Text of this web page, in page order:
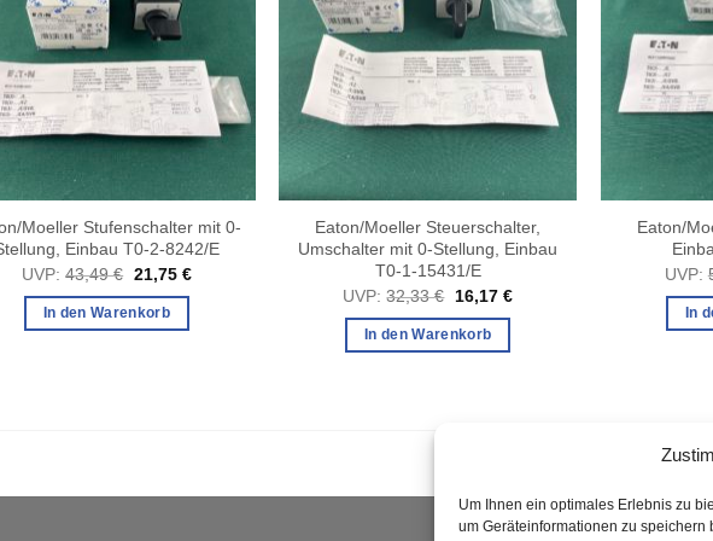
Um Ihnen ein optimales Erlebnis zu
um Geräteinformationen zu speichern
Moeller Stufenschalter mit 0-
Einbau T0-2-8242/E
UVP: 43,49€ Ursprünglicher
war:
43,49 €
21,75 €Aktueller
In den Warenkorb
Eaton/Moeller Steuerschalter,
Umschalter mit 0-Stellung, Einbau
T0-1-15431/E
UVP: 32,33€ Ursprünglicher
war:
32,33 €
16,17 €Aktueller
In den Warenkorb
Eaton/
UVP:
In